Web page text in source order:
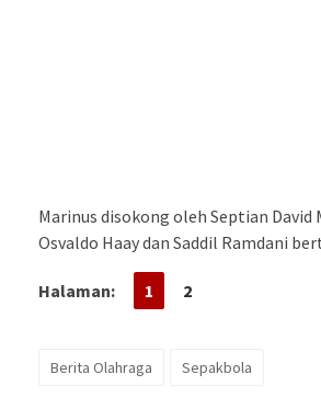
Marinus disokong oleh Septian
Osvaldo Haay dan Saddil Ramdani
Halaman: 1 2
Berita Olahraga Sepakbola